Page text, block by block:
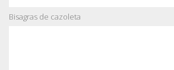
Bisagras de cazoleta